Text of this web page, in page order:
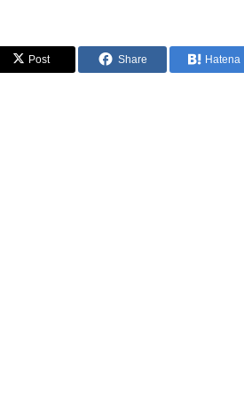
Post Share Hatena